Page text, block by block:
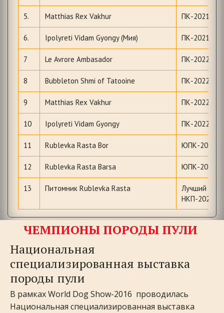
5. Matthias Rex Vakhur ПК-2021,
6. Ipolyreti Vidam Gyongy (Мия) ПК-2021,
7 Le Avrore Ambasador ПК-2022 BOB
8 Bubbleton Shmi of Tatooine ПК-2022 BOS
9 Matthias Rex Vakhur ПК-2022 BOB
10 Ipolyreti Vidam Gyongy ПК-2022 BOS
11 Rublevka Rasta Bor ЮПК-2022
12 Rublevka Rasta Barsa ЮПК-2022
13 Питомник Rublevka Rasta
Лучший
НКП-2022г
ЧЕМПИОНЫ ПОРОДЫ ПУЛИ
Национальная
специализированная выставка
породы пули
В рамках World Dog Show-2016  проводилась
Национальная специализированная выставка